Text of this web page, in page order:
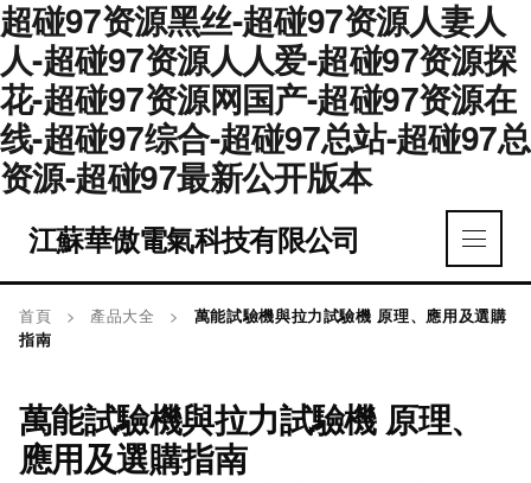
超碰97资源黑丝-超碰97资源人妻人
人-超碰97资源人人爱-超碰97资源探
花-超碰97资源网国产-超碰97资源在
线-超碰97综合-超碰97总站-超碰97总
资源-超碰97最新公开版本
江蘇華傲電氣科技有限公司
首頁 > 產品大全 >
萬能試驗機與拉力試驗機 原理、應用及選購
指南
萬能試驗機與拉力試驗機 原理、
應用及選購指南